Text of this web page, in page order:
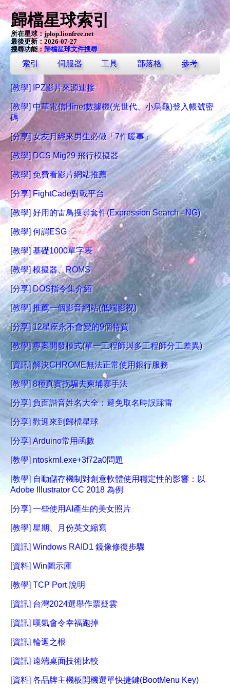
歸檔星球索引
所在星球：jplop.lionfree.net
最後更新：2026-07-27
搜尋功能：歸檔星球文件搜尋
索引 伺服器 工具 部落格 參考
[教學] IPZ影片來源連接
[教學] 中華電信Hinet數據機(光世代、小烏龜)登入帳號密
碼
[分享] 女友月經來男生必做「7件暖事」
[教學] DCS Mig29 飛行模擬器
[教學] 免費看影片網站推薦
[分享] FightCade對戰平台
[教學] 好用的雷鳥搜尋套件(Expression Search - NG)
[教學] 何謂ESG
[教學] 基礎1000單字表
[教學] 模擬器、ROMS
[分享] DOS指令集介紹
[教學] 推薦一個影音網站(低端影视)
[分享] 12星座永不會變的9個特質
[教學] 專案開發模式(單一工程師與多工程師分工差異)
[資訊] 解決CHROME無法正常使用銀行服務
[教學] 8種真實拐騙去柬埔寨手法
[分享] 負面諧音姓名大全：避免取名時誤踩雷
[分享] 歡迎來到歸檔星球
[分享] Arduino常用函數
[教學] ntoskrnl.exe+3f72a0問題
[教學] 自動儲存機制對創意軟體使用穩定性的影響：以
Adobe Illustrator CC 2018 為例
[分享] 一些使用AI產生的美女照片
[教學] 星期、月份英文縮寫
[資訊] Windows RAID1 鏡像修復步驟
[資料] Win圖示庫
[教學] TCP Port 說明
[資訊] 台灣2024選舉作票疑雲
[資訊] 嘆氣會令幸福跑掉
[資訊] 輪迴之根
[資訊] 遠端桌面技術比較
[資料] 各品牌主機板開機選單快捷鍵(BootMenu Key)